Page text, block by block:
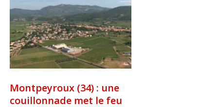
Montpeyroux (34) : une
couillonnade met le feu